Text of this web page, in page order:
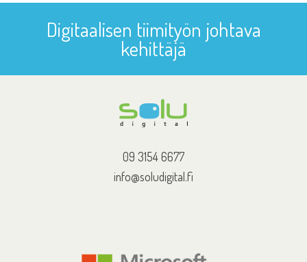
Digitaalisen tiimityön johtava
kehittäjä
09 3154 6677
info@soludigital.fi